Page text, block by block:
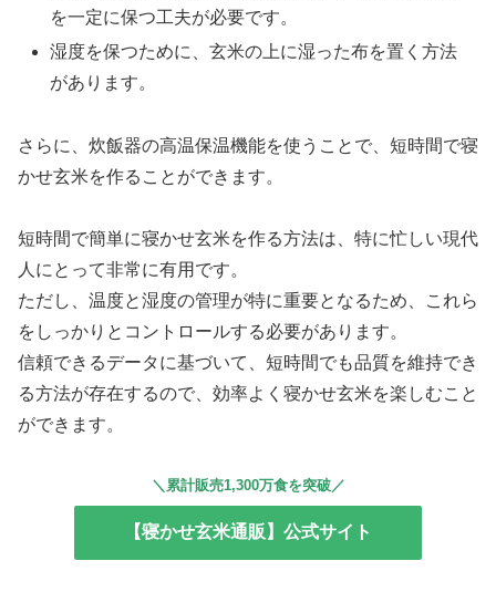
を一定に保つ工夫が必要です。
湿度を保つために、玄米の上に湿った布を置く方法
があります。
さらに、炊飯器の高温保温機能を使うことで、短時間で寝
かせ玄米を作ることができます。
短時間で簡単に寝かせ玄米を作る方法は、特に忙しい現代
人にとって非常に有用です。
ただし、温度と湿度の管理が特に重要となるため、これら
をしっかりとコントロールする必要があります。
信頼できるデータに基づいて、短時間でも品質を維持でき
る方法が存在するので、効率よく寝かせ玄米を楽しむこと
ができます。
＼累計販売1,300万食を突破／
【寝かせ玄米通販】公式サイト